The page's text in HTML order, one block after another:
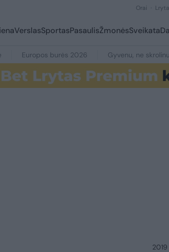
Orai
VerslasSportasPasaulisŽmonėsSveikata
Europos burės 2026 Gyvenu, ne skrolinu